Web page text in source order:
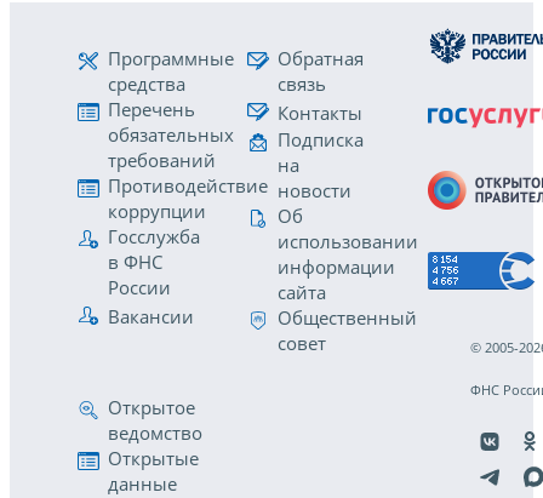
Программные
средства
Перечень
обязательных
требований
Противодействие
коррупции
Госслужба
в ФНС
России
Вакансии
Обратная
связь
Контакты
Подписка
на
новости
Об
использовании
информации
сайта
Общественный
совет
Открытое
ведомство
Открытые
данные
© 2005-
ФНС